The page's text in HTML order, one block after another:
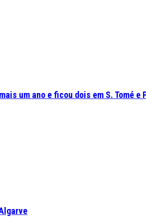
um ano e ficou dois em S. Tomé e